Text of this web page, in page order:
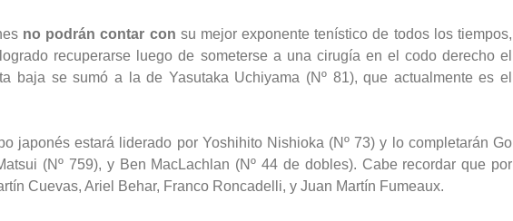
no podrán contar con su mejor exponente tenístico de todos los tiempos,
recuperarse luego de someterse a una cirugía en el codo derecho el
baja se sumó a la de Yasutaka Uchiyama (Nº 81), que actualmente es el
japonés estará liderado por Yoshihito Nishioka (Nº 73) y lo completarán Go
(Nº 759), y Ben MacLachlan (Nº 44 de dobles). Cabe recordar que por
Cuevas, Ariel Behar, Franco Roncadelli, y Juan Martín Fumeaux.